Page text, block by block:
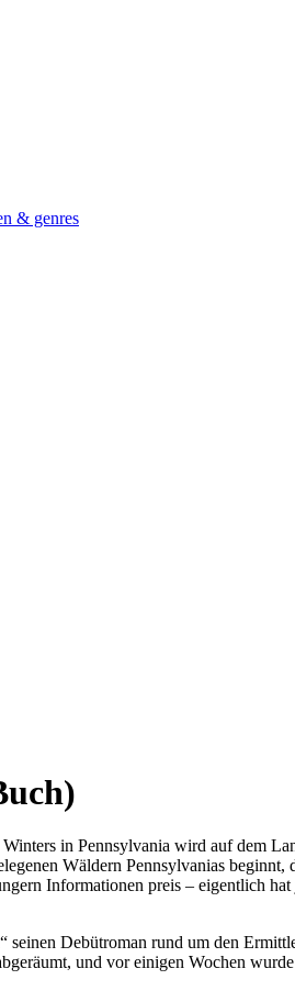
in Pennsylvania wird auf dem
Wäldern Pennsylvanias
Informationen preis – eigentlich
Debütroman rund um den
und vor einigen Wochen